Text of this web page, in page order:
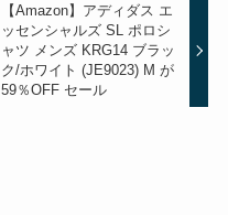
【Amazon】アディダス エ
ッセンシャルズ SL ポロシ
ャツ メンズ KRG14 ブラッ
ク/ホワイト (JE9023) M が
59％OFF セール